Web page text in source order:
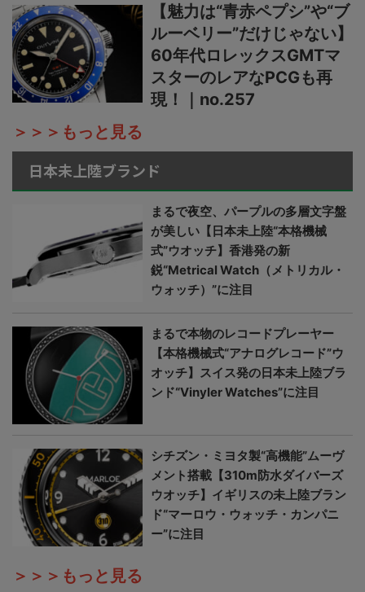
【魅力は“青赤ペプシ”や“ブ
ルーベリー”だけじゃない】
60年代ロレックスGMTマ
スターのレアなPCGも再
現！｜no.257
＞＞＞もっと見る
日本未上陸ブランド
まるで夜空、パープルの多層文字盤
が美しい【日本未上陸“本格機械
式”ウオッチ】香港発の新
鋭“Metrical Watch（メトリカル・
ウォッチ）”に注目
まるで本物のレコードプレーヤー
【本格機械式“アナログレコード”ウ
オッチ】スイス発の日本未上陸ブラ
ンド“Vinyler Watches”に注目
シチズン・ミヨタ製“高機能”ムーヴ
メント搭載【310m防水ダイバーズ
ウオッチ】イギリスの未上陸ブラン
ド“マーロウ・ウォッチ・カンパニ
ー”に注目
＞＞＞もっと見る